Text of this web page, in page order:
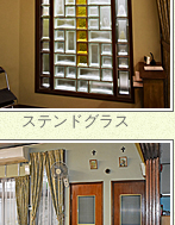
ステンドグラス